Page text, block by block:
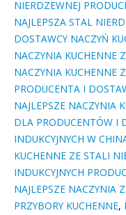
NIERDZEWNEJ
NAJLEPSZA STAL
DOSTAWCY NACZYŃ
NACZYNIA KUCHENNE
NACZYNIA KUCHENNE
PRODUCENTA I
NAJLEPSZE NACZYNIA
DLA PRODUCENTÓW I
INDUKCYJNYCH W
KUCHENNE ZE STALI
INDUKCYJNYCH
NAJLEPSZE NACZYNIA
PRZYBORY KUCHENNE,